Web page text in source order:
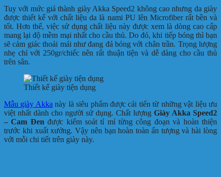
Tuy với mức giá thành giày Akka Speed2 không cao nhưng da giày
được thiết kế với chất liệu da là nami PU lên Microfiber rất bền và
tốt. Hơn thế, việc sử dụng chất liệu này được xem là dòng cao cấp
mang lại độ mềm mại nhất cho cầu thủ. Do đó, khi tiếp bóng thì bạn
sẽ cảm giác thoải mái như đang đá bóng với chân trần. Trọng lượng
nhẹ chỉ với 250gr/chiếc nên rất thuận tiện và dễ dàng cho cầu thủ
trên sân.
Thiết kế giày tiện dụng
Mẫu giày Akka này là siêu phẩm được cải tiến từ những vật liệu ưu
việt nhất dành cho người sử dụng. Chất lượng Giày Akka Speed2
– Cam Đenđược kiểm soát tỉ mỉ từng công đoạn và hoàn thiện
trước khi xuất xưởng. Vậy nên bạn hoàn toàn ấn tượng và hài lòng
với mỗi chi tiết trên giày này.